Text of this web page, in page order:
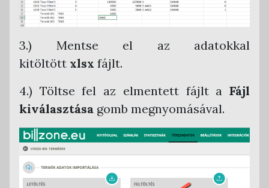
3.) Mentse el az adatokkal
kitöltött xlsx fájlt.
4.) Töltse fel az elmentett fájlt a Fájl
kiválasztása gomb megnyomásával.